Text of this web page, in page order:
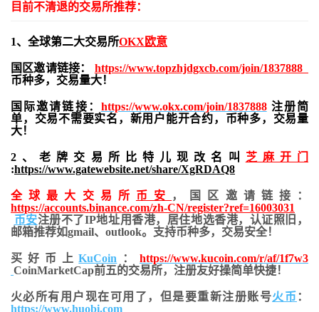
目前不清退的交易所推荐：
1、全球第二大交易所OKX欧意
国区邀请链接： https://www.topzhjdgxcb.com/join/1837888
币种多，交易量大！
国际邀请链接： https://www.okx.com/join/1837888注册简
单，交易不需要实名，新用户能开合约， 币种多，交易量
大！
2、老牌交易所比特儿现改名叫 芝麻开门
:https://www.gatewebsite.net/share/XgRDAQ8
全球最大交易所 币安
，国区邀请链接：
https://accounts.binance.com/zh-CN/register?ref=16003031
币安注册不了IP地址用香港，居住地选香港，认证照旧，
邮箱推荐如gmail、outlook。支持币种多，交易安全！
买好币上KuCoin ：https://www.kucoin.com/r/af/1f7w3
CoinMarketCap前五的交易所，注册友好操简单快捷！
火必所有用户现在可用了，但是要重新注册账号火币 ：
https://www.huobi.com